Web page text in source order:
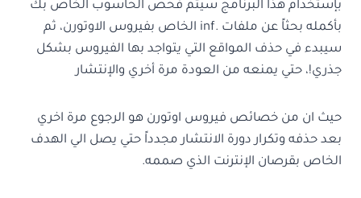
بإستخدام هذا البرنامج سيتم فحص الحاسوب الخاص بك
بأكمله بحثاً عن ملفات .inf الخاص بفيروس الاوتورن، ثم
سيبدء في حذف المواقع التي يتواجد بها الفيروس بشكل
جذري!، حتي يمنعه من العودة مرة أخري والإنتشار
حيث ان من خصائص فيروس اوتورن هو الرجوع مرة اخري
بعد حذفه وتكرار دورة الانتشار مجدداً حتي يصل الي الهدف
الخاص بقرصان الإنترنت الذي صممه.